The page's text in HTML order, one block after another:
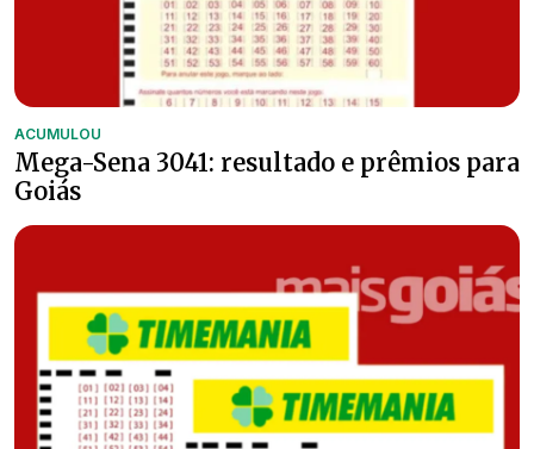
ACUMULOU
Mega-Sena 3041: resultado e prêmios para
Goiás